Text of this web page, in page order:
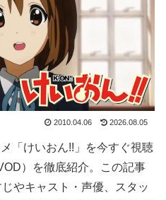
2010.04.06 2026.08.05
「けいおん!!」を今すぐ視聴
）を徹底紹介。この記事
やキャスト・声優、スタッ